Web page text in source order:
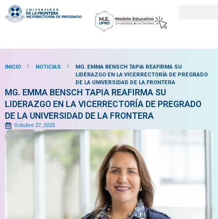
INICIO NOTICIAS
MG. EMMA BENSCH TAPIA REAFIRMA SU
LIDERAZGO EN LA VICERRECTORÍA DE PREGRADO
DE LA UNIVERSIDAD DE LA FRONTERA
MG. EMMA BENSCH TAPIA REAFIRMA SU
LIDERAZGO EN LA VICERRECTORÍA DE PREGRADO
DE LA UNIVERSIDAD DE LA FRONTERA
Octubre 27, 2025